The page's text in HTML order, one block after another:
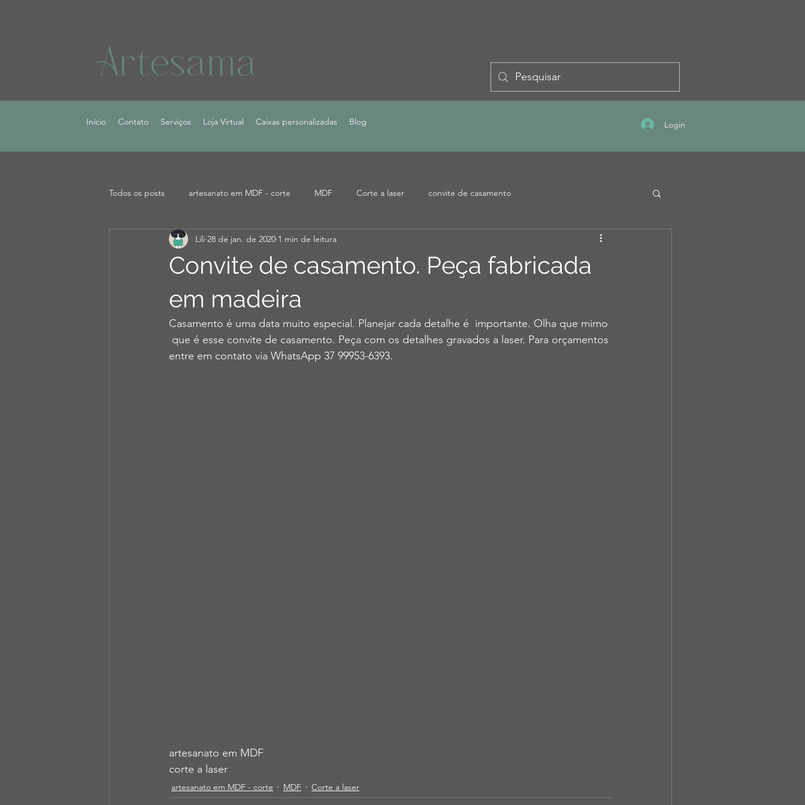
Início Contato Serviços Loja Virtual Caixas personalizadas Blog Login
Todos os posts artesanato em MDF - corte MDF Corte a laser convite de casamento
Convite de casamento. Peça fabricada
em madeira
Lili 28 de jan. de 2020 1 min de leitura
Casamento é uma data muito especial. Planejar cada detalhe é  importante. Olha que mimo
que é esse convite de casamento. Peça com os detalhes gravados a laser. Para orçamentos
entre em contato via WhatsApp 37 99953-6393.
artesanato em MDF
corte a laser
artesanato em MDF - corte MDF Corte a laser